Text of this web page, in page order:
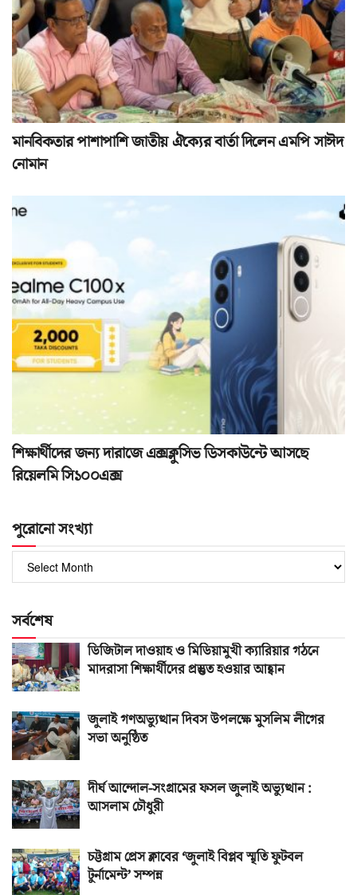
মানবিকতার পাশাপাশি জাতীয় ঐক্যের বার্তা দিলেন এমপি সাঈদ
নোমান
শিক্ষার্থীদের জন্য দারাজে এক্সক্লুসিভ ডিসকাউন্টে আসছে
রিয়েলমি সি১০০এক্স
পুরোনো সংখ্যা
পুরোনো
সংখ্যা
সর্বশেষ
ডিজিটাল দাওয়াহ ও মিডিয়ামুখী ক্যারিয়ার গঠনে
মাদরাসা শিক্ষার্থীদের প্রস্তুত হওয়ার আহ্বান
জুলাই গণঅভ্যুত্থান দিবস উপলক্ষে মুসলিম লীগের
সভা অনুষ্ঠিত
দীর্ঘ আন্দোল-সংগ্রামের ফসল জুলাই অভ্যুত্থান :
আসলাম চৌধুরী
চট্টগ্রাম প্রেস ক্লাবের ‘জুলাই বিপ্লব স্মৃতি ফুটবল
টুর্নামেন্ট’ সম্পন্ন